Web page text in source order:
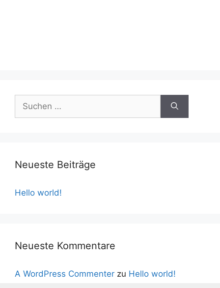
nach:
Neueste Beiträge
Hello world!
Neueste Kommentare
A WordPress Commenter zu Hello world!